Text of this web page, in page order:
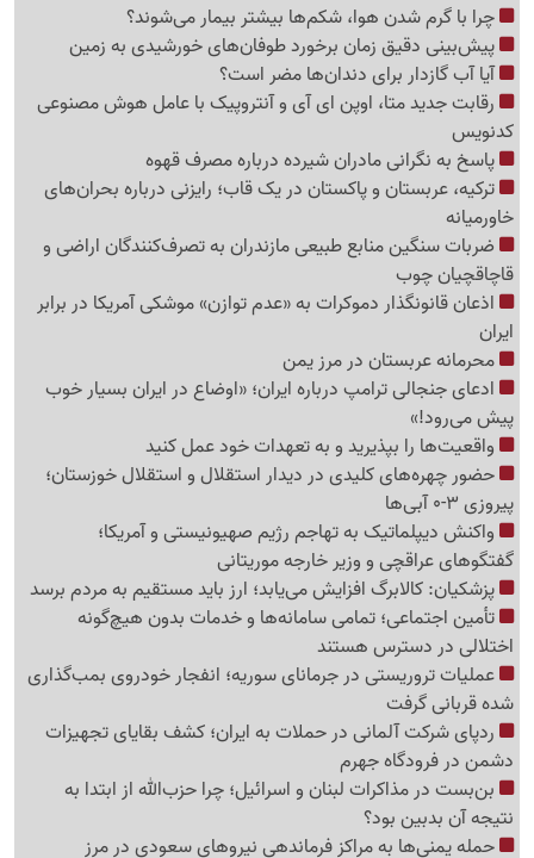
چرا با گرم شدن هوا، شکم‌ها بیشتر بیمار می‌شوند؟
پیش‌بینی دقیق زمان برخورد طوفان‌های خورشیدی به زمین
آیا آب گازدار برای دندان‌ها مضر است؟
رقابت جدید متا، اوپن ای آی و آنتروپیک با عامل هوش مصنوعی
کدنویس
پاسخ به نگرانی مادران شیرده درباره مصرف قهوه
ترکیه، عربستان و پاکستان در یک قاب؛ رایزنی درباره بحران‌های
خاورمیانه
ضربات سنگین منابع طبیعی مازندران به تصرف‌کنندگان اراضی و
قاچاقچیان چوب
اذعان قانونگذار دموکرات به «عدم توازن» موشکی آمریکا در برابر
ایران
محرمانه عربستان در مرز یمن
ادعای جنجالی ترامپ درباره ایران؛ «اوضاع در ایران بسیار خوب
پیش می‌رود!»
واقعیت‌ها را بپذیرید و به تعهدات خود عمل کنید
حضور چهره‌های کلیدی در دیدار استقلال و استقلال خوزستان؛
پیروزی 3-0 آبی‌ها
واکنش دیپلماتیک به تهاجم رژیم صهیونیستی و آمریکا؛
گفتگوهای عراقچی و وزیر خارجه موریتانی
پزشکیان: کالابرگ افزایش می‌یابد؛ ارز باید مستقیم به مردم برسد
تأمین اجتماعی؛ تمامی سامانه‌ها و خدمات بدون هیچ‌گونه
اختلالی در دسترس هستند
عملیات تروریستی در جرمانای سوریه؛ انفجار خودروی بمب‌گذاری
شده قربانی گرفت
ردپای شرکت آلمانی در حملات به ایران؛ کشف بقایای تجهیزات
دشمن در فرودگاه جهرم
بن‌بست در مذاکرات لبنان و اسرائیل؛ چرا حزب‌الله از ابتدا به
نتیجه آن بدبین بود؟
حمله یمنی‌ها به مراکز فرماندهی نیروهای سعودی در مرز